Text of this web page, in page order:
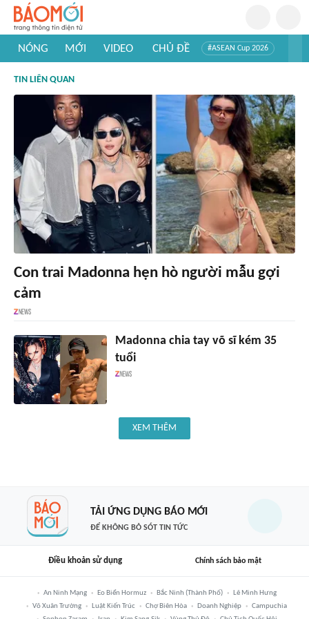
NÓNG MỚI VIDEO CHỦ ĐỀ #ASEAN Cup 2026
#Khám phá thế giới
TIN LIÊN QUAN
Con trai Madonna hẹn hò người mẫu gợi
cảm
Madonna chia tay võ sĩ kém 35
tuổi
XEM THÊM
TẢI ỨNG DỤNG BÁO MỚI
ĐỂ KHÔNG BỎ SÓT TIN TỨC
Điều khoản sử dụng Chính sách bảo mật
An Ninh Mạng Eo Biển Hormuz Bắc Ninh (thành Phố)
Lê Minh Hưng
Võ Xuân Trường
Luật Kiến Trúc Chợ Biên Hòa Doanh Nghiệp
Campuchia